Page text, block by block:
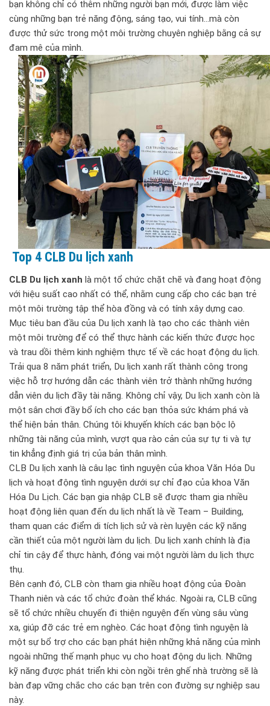
bạn không chỉ có thêm những người bạn mới, được làm việc
cùng những bạn trẻ năng động, sáng tạo, vui tính...mà còn
được thử sức trong một môi trường chuyên nghiệp bằng cả sự
đam mê của mình.
Top 4 CLB Du lịch xanh
CLB Du lịch xanh là một tổ chức chặt chẽ và đang hoạt động
với hiệu suất cao nhất có thể, nhằm cung cấp cho các bạn trẻ
một môi trường tập thể hòa đồng và có tính xây dựng cao.
Mục tiêu ban đầu của Du lịch xanh là tạo cho các thành viên
một môi trường để có thể thực hành các kiến thức được học
và trau dồi thêm kinh nghiệm thực tế về các hoạt động du lịch.
Trải qua 8 năm phát triển, Du lịch xanh rất thành công trong
việc hỗ trợ hướng dẫn các thành viên trở thành những hướng
dẫn viên du lịch đầy tài năng. Không chỉ vậy, Du lịch xanh còn là
một sân chơi đầy bổ ích cho các bạn thỏa sức khám phá và
thể hiện bản thân. Chúng tôi khuyến khích các bạn bộc lộ
những tài năng của mình, vượt qua rào cản của sự tự ti và tự
tin khẳng định giá trị của bản thân mình.
CLB Du lịch xanh là câu lạc tình nguyện của khoa Văn Hóa Du
lịch và hoạt động tình nguyện dưới sự chỉ đạo của khoa Văn
Hóa Du Lịch. Các bạn gia nhập CLB sẽ được tham gia nhiều
hoạt động liên quan đến du lịch nhất là về Team – Building,
tham quan các điểm di tích lịch sử và rèn luyện các kỹ năng
cần thiết của một người làm du lịch. Du lịch xanh chính là địa
chỉ tin cậy để thực hành, đóng vai một người làm du lịch thực
thụ.
Bên cạnh đó, CLB còn tham gia nhiều hoạt động của Đoàn
Thanh niên và các tổ chức đoàn thể khác. Ngoài ra, CLB cũng
sẽ tổ chức nhiều chuyến đi thiện nguyện đến vùng sâu vùng
xa, giúp đỡ các trẻ em nghèo. Các hoạt động tình nguyện là
một sự bổ trợ cho các bạn phát hiện những khả năng của mình
ngoài những thế mạnh phục vụ cho hoạt động du lịch. Những
kỹ năng được phát triển khi còn ngồi trên ghế nhà trường sẽ là
bàn đạp vững chắc cho các bạn trên con đường sự nghiệp sau
này.